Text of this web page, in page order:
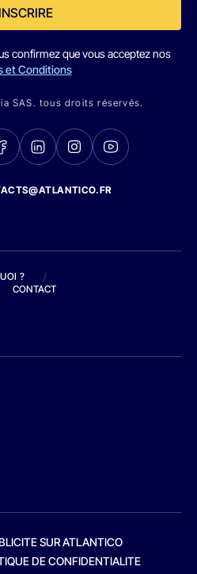
confirmez que vous acceptez nos
et Conditions
SAS. tous droits réservés.
?
/
CONTACT
SUR ATLANTICO
DE CONFIDENTIALITE